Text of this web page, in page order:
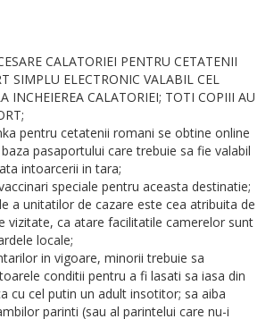
CALATORIEI PENTRU CETATENII
SIMPLU ELECTRONIC VALABIL CEL
INCHEIEREA CALATORIEI; TOTI COPIII AU
pentru cetatenii romani se obtine online
pasaportului care trebuie sa fie valabil
intoarcerii in tara;
speciale pentru aceasta destinatie;
a unitatilor de cazare este cea atribuita de
vizitate, ca atare facilitatile camerelor sunt
locale;
in vigoare, minorii trebuie sa
conditii pentru a fi lasati sa iasa din
cu cel putin un adult insotitor; sa aiba
parinti (sau al parintelui care nu-i